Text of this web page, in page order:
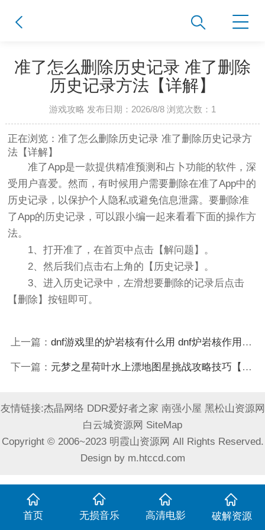
准了怎么删除历史记录 准了删除
历史记录方法【详解】
游戏攻略 发布日期：2026/8/8 浏览次数： 1
正在浏览：准了怎么删除历史记录 准了删除历史记录方
法【详解】
准了App是一款提供精准预测和占卜功能的软件，深
受用户喜爱。然而，有时候用户需要删除在准了App中的
历史记录，以保护个人隐私或避免信息泄露。要删除准
了App的历史记录，可以跟小编一起来看看下面的操作方
法。
1、打开准了，在首页中点击【解问题】。
2、然后我们点击右上角的【历史记录】。
3、进入历史记录中，左滑想要删除的记录后点击
【删除】按钮即可。
上一篇： dnf游戏里的炉岩核有什么用 dnf炉岩核作用介绍【详解】
下一篇： 元梦之星荷叶水上漂地图星挑战攻略技巧【详解】
友情链接:杰晶网络 DDR爱好者之家 南强小屋 黑松山资源网
白云城资源网 SiteMap
Copyright © 2006~2023 明霞山资源网 All Rights Reserved.
Design by m.htccd.com
首页 无损音乐 高清电影 破解资源